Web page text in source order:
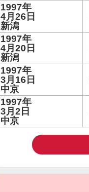
1997年
4月26日
新潟
1997年
4月20日
新潟
1997年
3月16日
中京
1997年
3月2日
中京